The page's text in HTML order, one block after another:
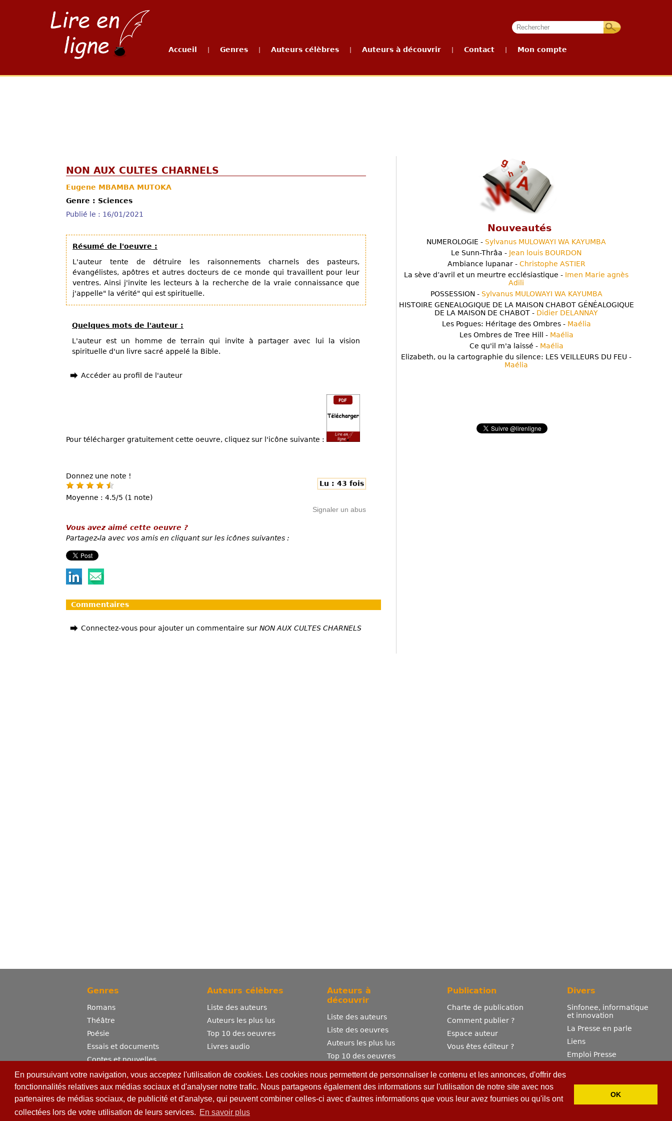
En poursuivant votre navigation, vous acceptez l'utilisation de cookies. Les cookies nous permettent de personnaliser le contenu et les annonces, d'offrir des
fonctionnalités relatives aux médias sociaux et d'analyser notre trafic. Nous partageons également des informations sur l'utilisation de notre site avec nos
partenaires de médias sociaux, de publicité et d'analyse, qui peuvent combiner celles-ci avec d'autres informations que vous leur avez fournies ou qu'ils ont
collectées lors de votre utilisation de leurs services. En savoir plus
OK
Accueil Genres Auteurs célèbres Auteurs à découvrir Contact Mon compte
NON AUX CULTES CHARNELS
Eugene MBAMBA MUTOKA
Genre : Sciences
Publié le : 16/01/2021
Résumé de l'oeuvre :
L'auteur tente de détruire les raisonnements charnels des pasteurs,
évangélistes, apôtres et autres docteurs de ce monde qui travaillent pour leur
ventres. Ainsi j'invite les lecteurs à la recherche de la vraie connaissance que
j'appelle" la vérité" qui est spirituelle.
Quelques mots de l'auteur :
L'auteur est un homme de terrain qui invite à partager avec lui la vision
spirituelle d'un livre sacré appelé la Bible.
Accéder au profil de l'auteur
Pour télécharger gratuitement cette oeuvre, cliquez sur l'icône suivante :
Donnez une note !
Moyenne : 4.5/5 (1 note)
Lu : 43 fois
Signaler un abus
Vous avez aimé cette oeuvre ?
Partagez-la avec vos amis en cliquant sur les icônes suivantes :
Commentaires
Connectez-vous pour ajouter un commentaire sur NON AUX CULTES CHARNELS
Nouveautés
NUMEROLOGIE - Sylvanus MULOWAYI WA KAYUMBA
Le Sunn-Thrâa - Jean louis BOURDON
Ambiance lupanar - Christophe ASTIER
La sève d’avril et un meurtre ecclésiastique - Imen Marie agnès
Adili
POSSESSION - Sylvanus MULOWAYI WA KAYUMBA
HISTOIRE GENEALOGIQUE DE LA MAISON CHABOT GÉNÉALOGIQUE
DE LA MAISON DE CHABOT - Didier DELANNAY
Les Pogues: Héritage des Ombres - Maélia
Les Ombres de Tree Hill - Maélia
Ce qu'il m'a laissé - Maélia
Elizabeth, ou la cartographie du silence: LES VEILLEURS DU FEU -
Maélia
Genres
Romans
Théâtre
Poésie
Essais et documents
Contes et nouvelles
Dictionnaire
Sciences
Bandes dessinées
Erotisme
Auteurs célèbres
Liste des auteurs
Auteurs les plus lus
Top 10 des oeuvres
Livres audio
Auteurs à
découvrir
Liste des auteurs
Liste des oeuvres
Auteurs les plus lus
Top 10 des oeuvres
Publication
Charte de publication
Comment publier ?
Espace auteur
Vous êtes éditeur ?
Divers
Sinfonee, informatique
et innovation
La Presse en parle
Liens
Emploi Presse